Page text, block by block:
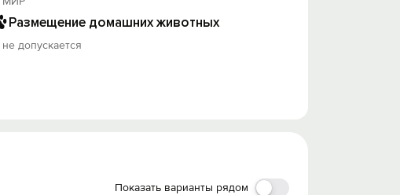
Размещение домашних животных
не допускается
Показать варианты рядом